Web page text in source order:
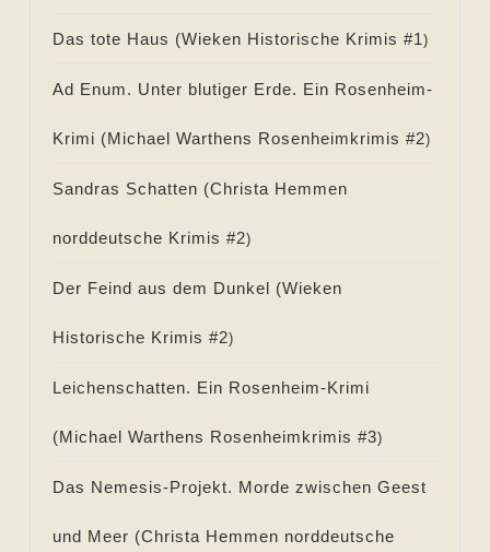
Das tote Haus (Wieken Historische Krimis #1)
Ad Enum. Unter blutiger Erde. Ein Rosenheim-
Krimi (Michael Warthens Rosenheimkrimis #2)
Sandras Schatten (Christa Hemmen
norddeutsche Krimis #2)
Der Feind aus dem Dunkel (Wieken
Historische Krimis #2)
Leichenschatten. Ein Rosenheim-Krimi
(Michael Warthens Rosenheimkrimis #3)
Das Nemesis-Projekt. Morde zwischen Geest
und Meer (Christa Hemmen norddeutsche